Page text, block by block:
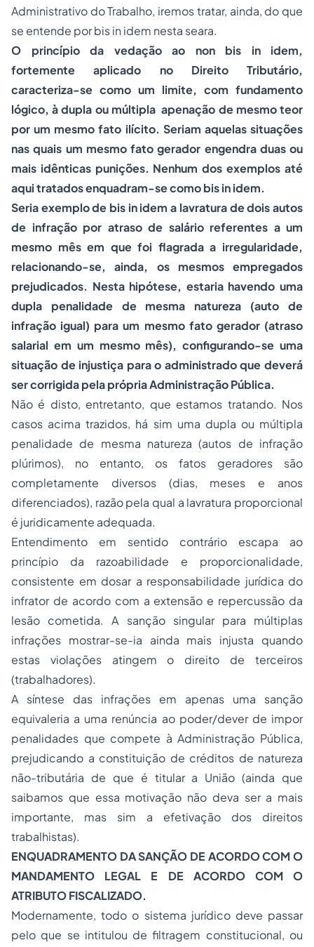
Administrativo do Trabalho, iremos tratar, ainda, do que
se entende por bis in idem nesta seara.
O princípio da vedação ao non bis in idem,
fortemente aplicado no Direito Tributário,
caracteriza-se como um limite, com fundamento
lógico, à dupla ou múltipla apenação de mesmo teor
por um mesmo fato ilícito. Seriam aquelas situações
nas quais um mesmo fato gerador engendra duas ou
mais idênticas punições. Nenhum dos exemplos até
aqui tratados enquadram-se como bis in idem.
Seria exemplo de bis in idem a lavratura de dois autos
de infração por atraso de salário referentes a um
mesmo mês em que foi flagrada a irregularidade,
relacionando-se, ainda, os mesmos empregados
prejudicados. Nesta hipótese, estaria havendo uma
dupla penalidade de mesma natureza (auto de
infração igual) para um mesmo fato gerador (atraso
salarial em um mesmo mês), configurando-se uma
situação de injustiça para o administrado que deverá
ser corrigida pela própria Administração Pública.
Não é disto, entretanto, que estamos tratando. Nos
casos acima trazidos, há sim uma dupla ou múltipla
penalidade de mesma natureza (autos de infração
plúrimos), no entanto, os fatos geradores são
completamente diversos (dias, meses e anos
diferenciados), razão pela qual a lavratura proporcional
é juridicamente adequada.
Entendimento em sentido contrário escapa ao
princípio da razoabilidade e proporcionalidade,
consistente em dosar a responsabilidade jurídica do
infrator de acordo com a extensão e repercussão da
lesão cometida. A sanção singular para múltiplas
infrações mostrar-se-ia ainda mais injusta quando
estas violações atingem o direito de terceiros
(trabalhadores).
A síntese das infrações em apenas uma sanção
equivaleria a uma renúncia ao poder/dever de impor
penalidades que compete à Administração Pública,
prejudicando a constituição de créditos de natureza
não-tributária de que é titular a União (ainda que
saibamos que essa motivação não deva ser a mais
importante, mas sim a efetivação dos direitos
trabalhistas).
ENQUADRAMENTO DA SANÇÃO DE ACORDO COM O
MANDAMENTO LEGAL E DE ACORDO COM O
ATRIBUTO FISCALIZADO.
Modernamente, todo o sistema jurídico deve passar
pelo que se intitulou de filtragem constitucional, ou